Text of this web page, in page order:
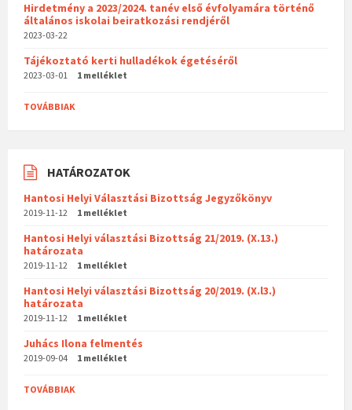
Hirdetmény a 2023/2024. tanév első évfolyamára történő
általános iskolai beiratkozási rendjéről
2023-03-22
Tájékoztató kerti hulladékok égetéséről
2023-03-01 1 melléklet
TOVÁBBIAK
HATÁROZATOK
Hantosi Helyi Választási Bizottság Jegyzőkönyv
2019-11-12 1 melléklet
Hantosi Helyi választási Bizottság 21/2019. (X.13.)
határozata
2019-11-12 1 melléklet
Hantosi Helyi választási Bizottság 20/2019. (X.l3.)
határozata
2019-11-12 1 melléklet
Juhács Ilona felmentés
2019-09-04 1 melléklet
TOVÁBBIAK